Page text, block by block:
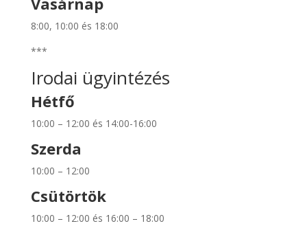
8:00, 10:00 és 18:00
***
Irodai ügyintézés
Hétfő
10:00 – 12:00 és 14:00-16:00
Szerda
10:00 – 12:00
Csütörtök
10:00 – 12:00 és 16:00 – 18:00